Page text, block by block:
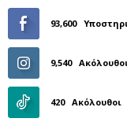
93,600
9,540
420 Ακόλουθοι